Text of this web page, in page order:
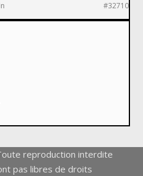
#32710
reproduction interdite
pas libres de droits